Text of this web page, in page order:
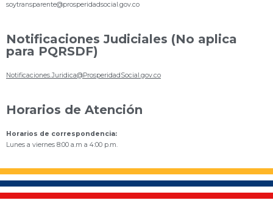
soytransparente@prosperidadsocial.gov.co
Notificaciones Judiciales (No aplica
para PQRSDF)
Notificaciones.Juridica@ProsperidadSocial.gov.co
Horarios de Atención
Horarios de correspondencia:
Lunes a viernes 8:00 a.m a 4:00 p.m.